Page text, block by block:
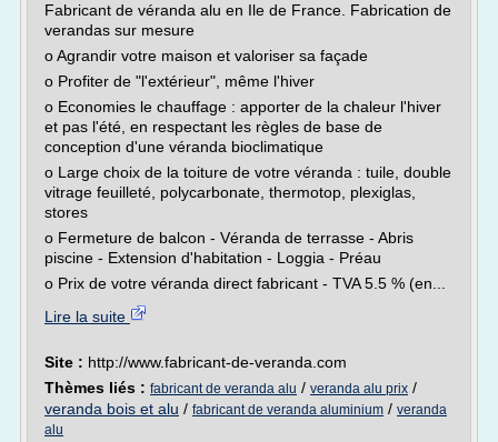
Fabricant de véranda alu en Ile de France. Fabrication de
verandas sur mesure
o Agrandir votre maison et valoriser sa façade
o Profiter de "l'extérieur", même l'hiver
o Economies le chauffage : apporter de la chaleur l'hiver
et pas l'été, en respectant les règles de base de
conception d'une véranda bioclimatique
o Large choix de la toiture de votre véranda : tuile, double
vitrage feuilleté, polycarbonate, thermotop, plexiglas,
stores
o Fermeture de balcon - Véranda de terrasse - Abris
piscine - Extension d'habitation - Loggia - Préau
o Prix de votre véranda direct fabricant - TVA 5.5 % (en...
Lire la suite
Site : http://www.fabricant-de-veranda.com
Thèmes liés : fabricant de veranda alu / veranda alu prix /
veranda bois et alu / fabricant de veranda aluminium / veranda
alu